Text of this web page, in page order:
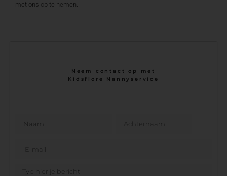
met ons op te nemen.
Neem contact op met
Kidsflore Nannyservice